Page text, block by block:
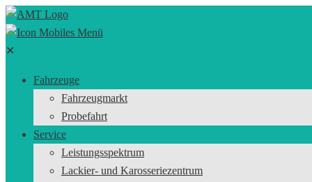
✕
Fahrzeuge
Fahrzeugmarkt
Probefahrt
Service
Leistungsspektrum
Lackier- und Karosseriezentrum